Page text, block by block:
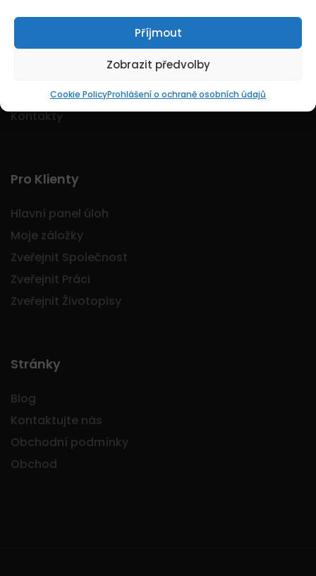
Příjmout
Zobrazit předvolby
Cookie PolicyProhlášení o ochraně osobních údajů
Kontakty
Pro Klienty
Hlavní panel úloh
Moje záložky
Zveřejnit Společnost
Zveřejnit Práci
Zveřejnit Životopisy
Stránky
Blog
Kontaktujte nás
Obchodní podmínky
Obchod